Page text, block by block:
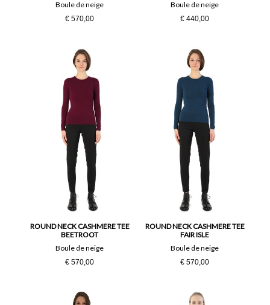
Boule de neige
€ 570,00
Boule de neige
€ 440,00
ROUND NECK CASHMERE TEE
BEETROOT
Boule de neige
€ 570,00
ROUND NECK CASHMERE TEE
FAIR ISLE
Boule de neige
€ 570,00